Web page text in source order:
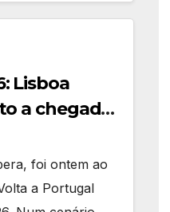
Lisboa
a chegada
marca
foi ontem ao
a Portugal